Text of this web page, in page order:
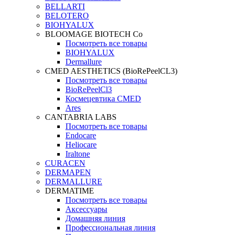
BELLARTI
BELOTERO
BIOHYALUX
BLOOMAGE BIOTECH Co
Посмотреть все товары
BIOHYALUX
Dermallure
CMED AESTHETICS (BioRePeelCL3)
Посмотреть все товары
BioRePeelCl3
Космецевтика CMED
Ares
CANTABRIA LABS
Посмотреть все товары
Endocare
Heliocare
Iraltone
CURACEN
DERMAPEN
DERMALLURE
DERMATIME
Посмотреть все товары
Аксессуары
Домашняя линия
Профессиональная линия